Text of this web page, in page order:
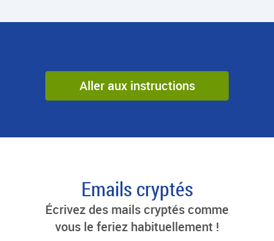
Aller aux instructions
Emails cryptés
Écrivez des mails cryptés comme
vous le feriez habituellement !